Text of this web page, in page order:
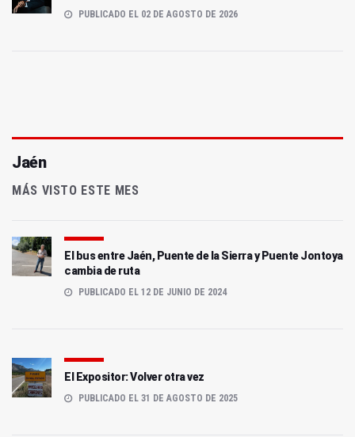
PUBLICADO EL 02 DE AGOSTO DE 2026
Jaén
MÁS VISTO ESTE MES
El bus entre Jaén, Puente de la Sierra y Puente Jontoya
cambia de ruta
PUBLICADO EL 12 DE JUNIO DE 2024
El Expositor: Volver otra vez
PUBLICADO EL 31 DE AGOSTO DE 2025